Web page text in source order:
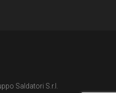
Saldatori S.r.l.